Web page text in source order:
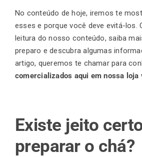
Exportação
Blog
No conteúdo de hoje, iremos te
esses e porque você deve evitá-los.
leitura do nosso conteúdo, saiba
preparo e descubra algumas
artigo, queremos te chamar para
comercializados aqui em nossa loja
Existe jeito
preparar o chá?